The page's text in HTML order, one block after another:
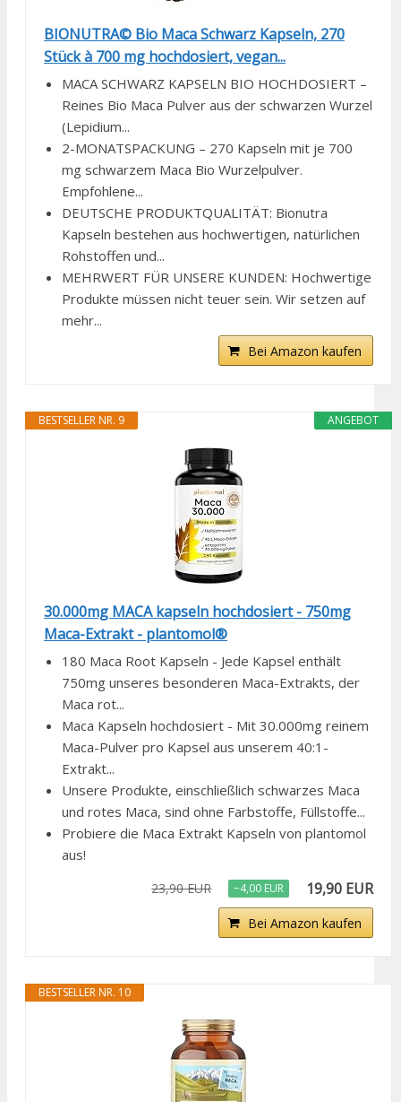
BIONUTRA© Bio Maca Schwarz Kapseln, 270
Stück à 700 mg hochdosiert, vegan...
MACA SCHWARZ KAPSELN BIO HOCHDOSIERT –
Reines Bio Maca Pulver aus der schwarzen Wurzel
(Lepidium...
2-MONATSPACKUNG – 270 Kapseln mit je 700
mg schwarzem Maca Bio Wurzelpulver.
Empfohlene...
DEUTSCHE PRODUKTQUALITÄT: Bionutra
Kapseln bestehen aus hochwertigen, natürlichen
Rohstoffen und...
MEHRWERT FÜR UNSERE KUNDEN: Hochwertige
Produkte müssen nicht teuer sein. Wir setzen auf
mehr...
Bei Amazon kaufen
ANGEBOT
BESTSELLER NR. 9
30.000mg MACA kapseln hochdosiert - 750mg
Maca-Extrakt - plantomol®
180 Maca Root Kapseln - Jede Kapsel enthält
750mg unseres besonderen Maca-Extrakts, der
Maca rot...
Maca Kapseln hochdosiert - Mit 30.000mg reinem
Maca-Pulver pro Kapsel aus unserem 40:1-
Extrakt...
Unsere Produkte, einschließlich schwarzes Maca
und rotes Maca, sind ohne Farbstoffe, Füllstoffe...
Probiere die Maca Extrakt Kapseln von plantomol
aus!
23,90 EUR −4,00 EUR 19,90 EUR
Bei Amazon kaufen
BESTSELLER NR. 10